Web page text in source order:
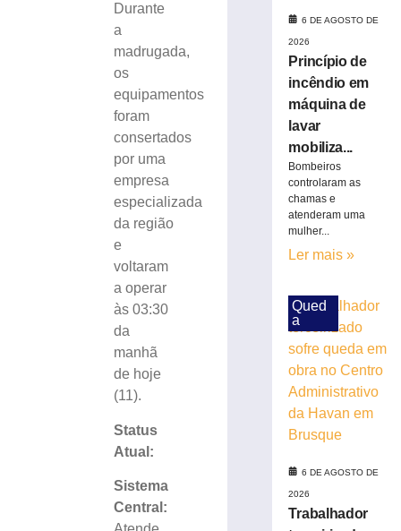
Durante
a
madrugada,
os
equipamentos
foram
consertados
por uma
empresa
especializada
da região
e
voltaram
a operar
às 03:30
da
manhã
de hoje
(11).
Status
Atual:
Sistema
Central:
Visita
mediada
escultor
aproxima
estudantes
história
patrimônio
cultural
Brusque
6 DE AGOSTO DE
2026
Princípio de
incêndio em
máquina de
lavar
mobiliza...
Bombeiros
controlaram as
chamas e
atenderam uma
mulher...
Ler mais »
Qued
a
6 DE AGOSTO DE
2026
Trabalhador